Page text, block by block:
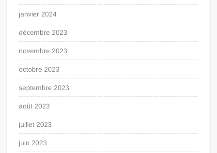
janvier 2024
décembre 2023
novembre 2023
octobre 2023
septembre 2023
août 2023
juillet 2023
juin 2023